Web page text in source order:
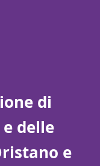
di
delle
e